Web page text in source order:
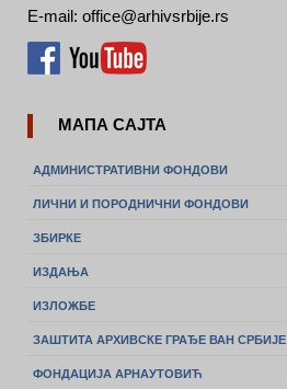
E-mail: office@arhivsrbije.rs
МАПА САЈТА
АДМИНИСТРАТИВНИ ФОНДОВИ
ЛИЧНИ И ПОРОДНИЧНИ ФОНДОВИ
ЗБИРКЕ
ИЗДАЊА
ИЗЛОЖБЕ
ЗАШТИТА АРХИВСКЕ ГРАЂЕ ВАН СРБИЈЕ
ФОНДАЦИЈА АРНАУТОВИЋ